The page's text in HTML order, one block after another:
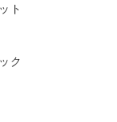
ト
ク